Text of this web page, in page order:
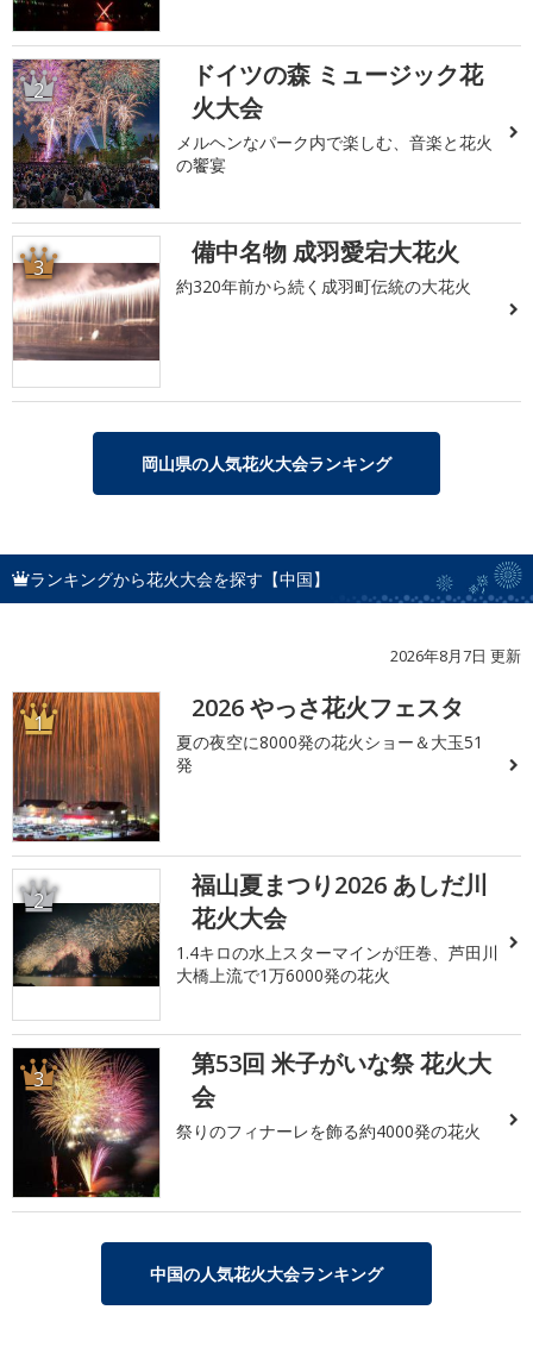
2
ドイツの森 ミュージック花
火大会
メルヘンなパーク内で楽しむ、音楽と花火
の饗宴
3 備中名物 成羽愛宕大花火
約320年前から続く成羽町伝統の大花火
岡山県の人気花火大会ランキング
ランキングから花火大会を探す【中国】
2026年8月7日 更新
1 2026 やっさ花火フェスタ
夏の夜空に8000発の花火ショー＆大玉51
発
2
福山夏まつり2026 あしだ川
花火大会
1.4キロの水上スターマインが圧巻、芦田川
大橋上流で1万6000発の花火
3
第53回 米子がいな祭 花火大
会
祭りのフィナーレを飾る約4000発の花火
中国の人気花火大会ランキング